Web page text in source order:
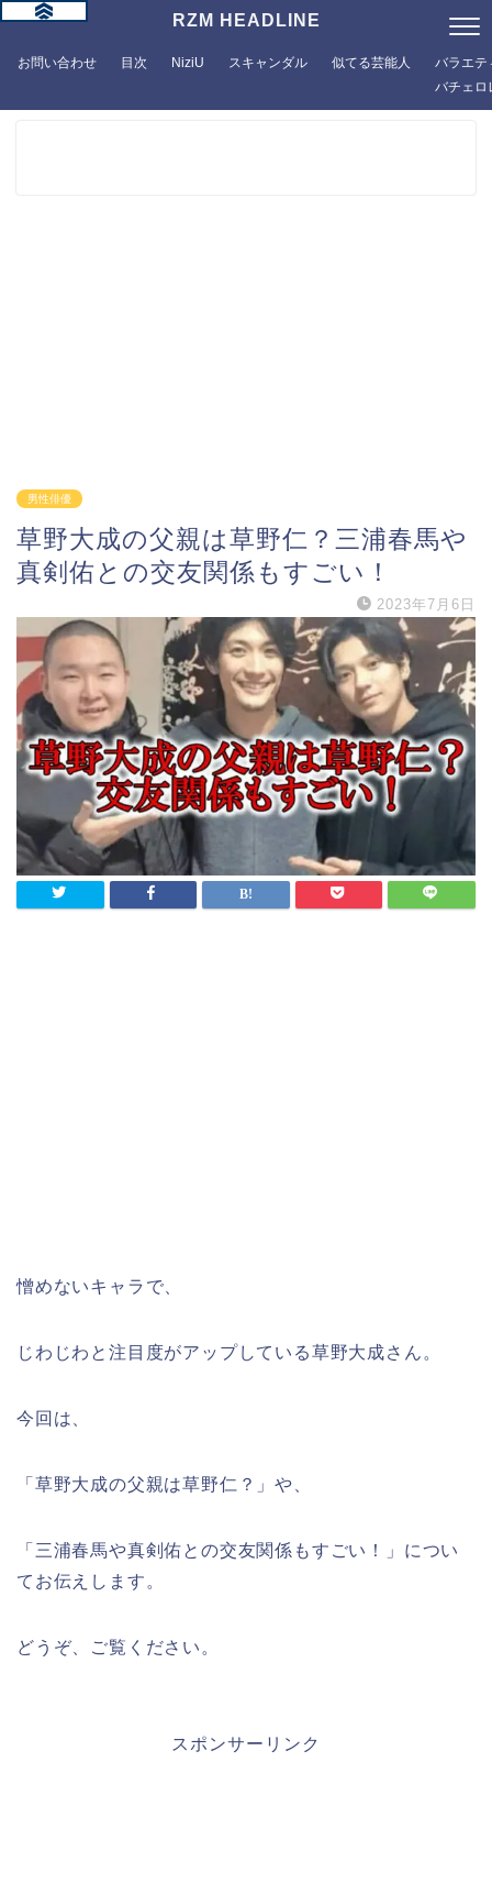
RZM HEADLINE
お問い合わせ 目次 NiziU スキャンダル 似てる芸能人
バラエテ
バチェロ
男性俳優
草野大成の父親は草野仁？三浦春馬や
真剣佑との交友関係もすごい！
2023年7月6日
憎めないキャラで、
じわじわと注目度がアップしている草野大成さん。
今回は、
「草野大成の父親は草野仁？」や、
「三浦春馬や真剣佑との交友関係もすごい！」につい
てお伝えします。
どうぞ、ご覧ください。
スポンサーリンク